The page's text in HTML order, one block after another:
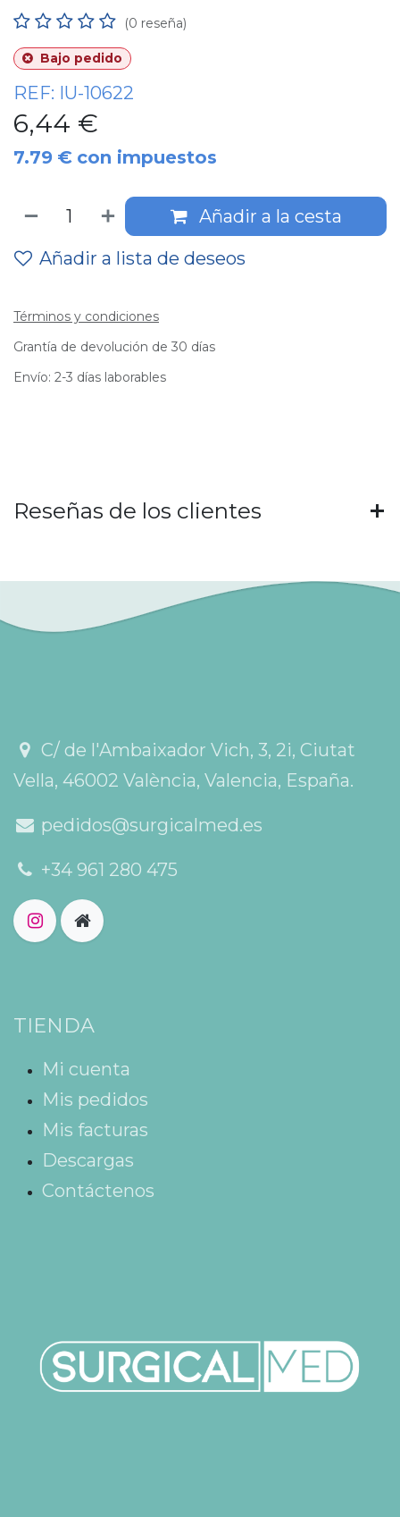
(0 reseña)
Bajo pedido
REF: IU-10622
6,44 €
7.79 € con impuestos
Añadir a la cesta
Añadir a lista de deseos
Términos y condiciones
Grantía de devolución de 30 días
Envío: 2-3 días laborables
Reseñas de los clientes
C/ de l'Ambaixador Vich, 3, 2i, Ciutat
Vella, 46002 València, Valencia, España.
pedidos@surgicalmed.es
+34 961 280 475
TIENDA
Mi cuenta
Mis pedidos
Mis facturas
Descargas
Contáctenos